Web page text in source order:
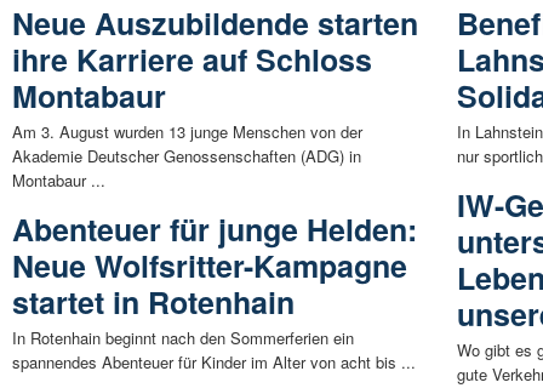
Neue Auszubildende starten
ihre Karriere auf Schloss
Montabaur
Am 3. August wurden 13 junge Menschen von der
Akademie Deutscher Genossenschaften (ADG) in
Montabaur ...
Abenteuer für junge Helden:
Neue Wolfsritter-Kampagne
startet in Rotenhain
In Rotenhain beginnt nach den Sommerferien ein
spannendes Abenteuer für Kinder im Alter von acht bis ...
In
nur
IW-
Wo gibt es
gute